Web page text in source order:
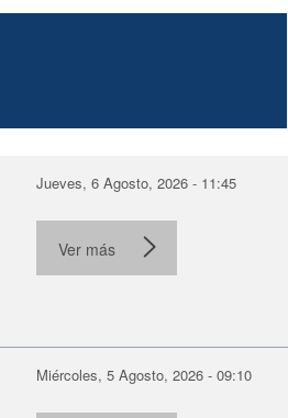
Jueves, 6 Agosto, 2026 - 11:45
Ver más
Miércoles, 5 Agosto, 2026 - 09:10